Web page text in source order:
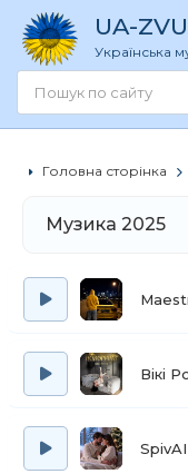
UA-
Українська
Головна сторінка
Музика 2025
Вікі
SpivAI